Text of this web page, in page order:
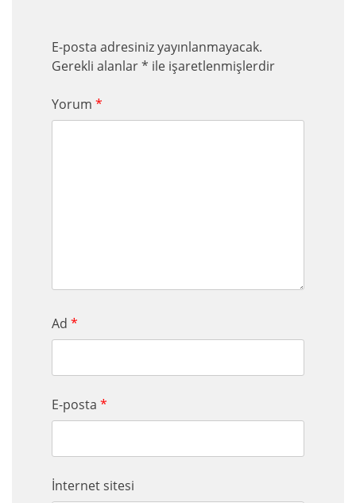
E-posta adresiniz yayınlanmayacak.
Gerekli alanlar* ile işaretlenmişlerdir
Yorum *
Ad *
E-posta *
İnternet sitesi